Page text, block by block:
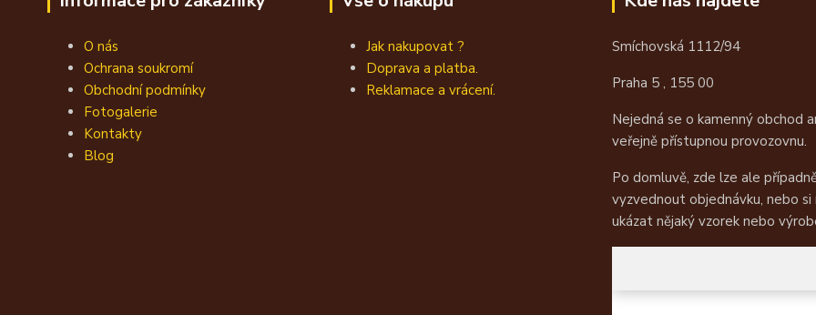
O nás
Ochrana soukromí
Obchodní podmínky
Fotogalerie
Kontakty
Blog
Jak nakupovat ?
Doprava a platba.
Reklamace a vrácení.
Smíchovská 1112/94
Praha 5 , 155 00
Nejedná se o kamenný obchod
veřejně přístupnou provozovnu.
Po domluvě, zde lze ale
vyzvednout objednávku, nebo si
ukázat nějaký vzorek nebo